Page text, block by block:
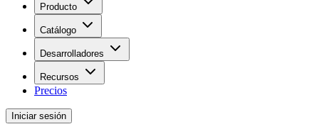
Producto
Catálogo
Desarrolladores
Recursos
Precios
Iniciar sesión